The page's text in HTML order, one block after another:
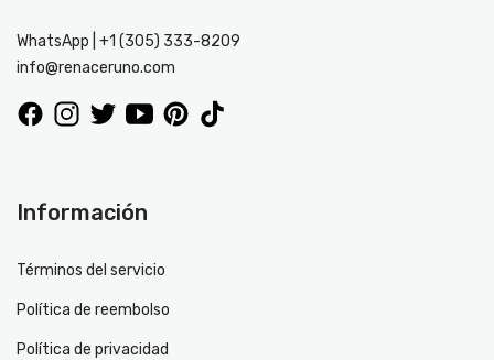
WhatsApp | +1 (305) 333-8209
info@renaceruno.com
Información
Términos del servicio
Política de reembolso
Política de privacidad